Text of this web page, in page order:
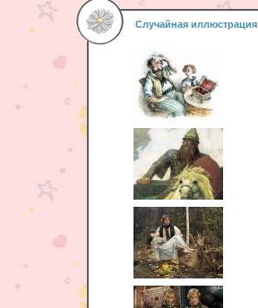
Случайная иллюстрация